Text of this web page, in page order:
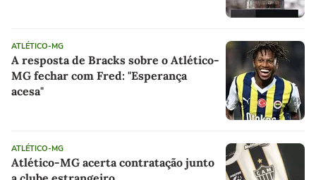
ATLÉTICO-MG
A resposta de Bracks sobre o Atlético-
MG fechar com Fred: "Esperança
acesa"
ATLÉTICO-MG
Atlético-MG acerta contratação junto